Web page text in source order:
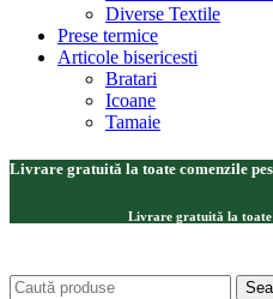
Diverse Textile
Prese termice
Articole bisericesti
Bratari
Icoane
Tamaie
Livrare gratuită la toate comenzile
Livrare gratuită la toate